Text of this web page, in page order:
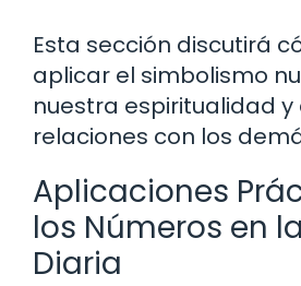
Esta sección discutirá
aplicar el simbolismo
nuestra espiritualidad y
relaciones con los
Aplicaciones
los Números en
Diaria